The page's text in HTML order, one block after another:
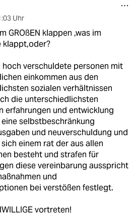
Uhr
GROßEN klappen ,was im
klappt,oder?
hoch verschuldete personen mit
einkommen aus den
sozialen verhältnissen
die unterschiedlichsten
erfahrungen und entwicklung
selbstbeschränkung
und neuverschuldung und
einem rat der aus allen
besteht und strafen für
diese vereinbarung ausspricht
und
bei verstößen festlegt.
vortreten!